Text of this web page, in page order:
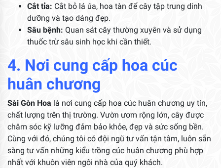
Cắt tỉa: Cắt bỏ lá úa, hoa tàn để cây tập trung dinh
dưỡng và tạo dáng đẹp.
Sâu bệnh: Quan sát cây thường xuyên và sử dụng
thuốc trừ sâu sinh học khi cần thiết.
4. Nơi cung cấp hoa cúc
huân chương
Sài Gòn Hoa là nơi cung cấp hoa cúc huân chương uy tín,
chất lượng trên thị trường. Vườn ươm rộng lớn, cây được
chăm sóc kỹ lưỡng đảm bảo khỏe, đẹp và sức sống bền.
Cùng với đó, chúng tôi có đội ngũ tư vấn tận tâm, luôn sẵn
sàng tư vấn những kiểu trồng cúc huân chương phù hợp
nhất với khuôn viên ngôi nhà của quý khách.